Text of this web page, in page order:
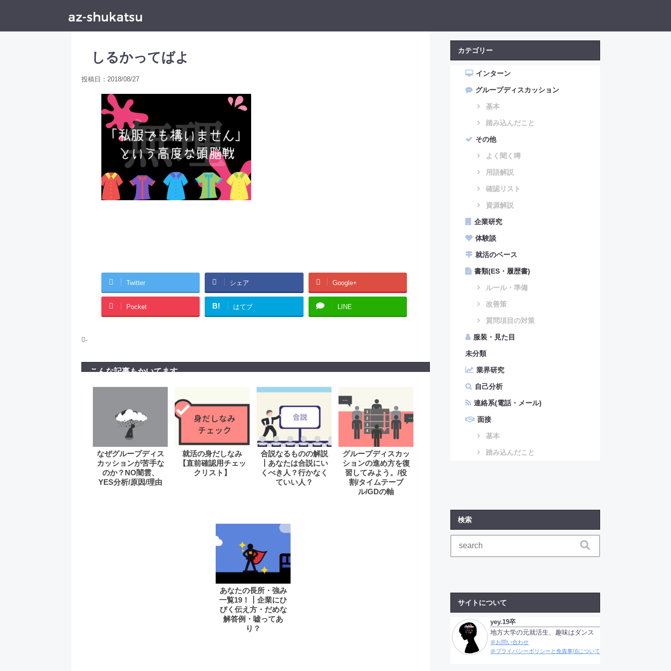
しるかってばよ
投稿日： 2018/08/27
Twitter シェア Google+
Pocket B! はてブ LINE
-
こんな記事もかいてます
なぜグループディス
カッションが苦手な
のか？NO闇雲、
YES分析/原因/理由
就活の身だしなみ
【直前確認用チェッ
クリスト】
合説なるものの解説
┃あなたは合説にい
くべき人？行かなく
ていい人？
グループディスカッ
ションの進め方を復
習してみよう。/役
割/タイムテーブ
ル/GDの軸
あなたの長所・強み
一覧19！┃企業にひ
びく伝え方・だめな
解答例・嘘ってあ
り？
カテゴリー
インターン
グループディスカッション
基本
踏み込んだこと
その他
よく聞く噂
用語解説
確認リスト
資源解説
企業研究
体験談
就活のベース
書類(ES・履歴書)
ルール・準備
改善策
質問項目の対策
服装・見た目
未分類
業界研究
自己分析
連絡系(電話・メール)
面接
基本
踏み込んだこと
検索
サイトについて
yey.19卒
地方大学の元就活生、趣味はダンス
＠お問い合わせ
＠プライバシーポリシーと免責事項について